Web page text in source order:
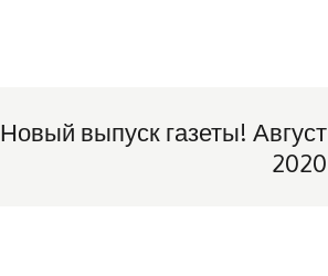
Новый выпуск газеты! Август
2020